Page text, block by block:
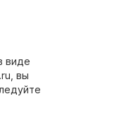
виде
вы